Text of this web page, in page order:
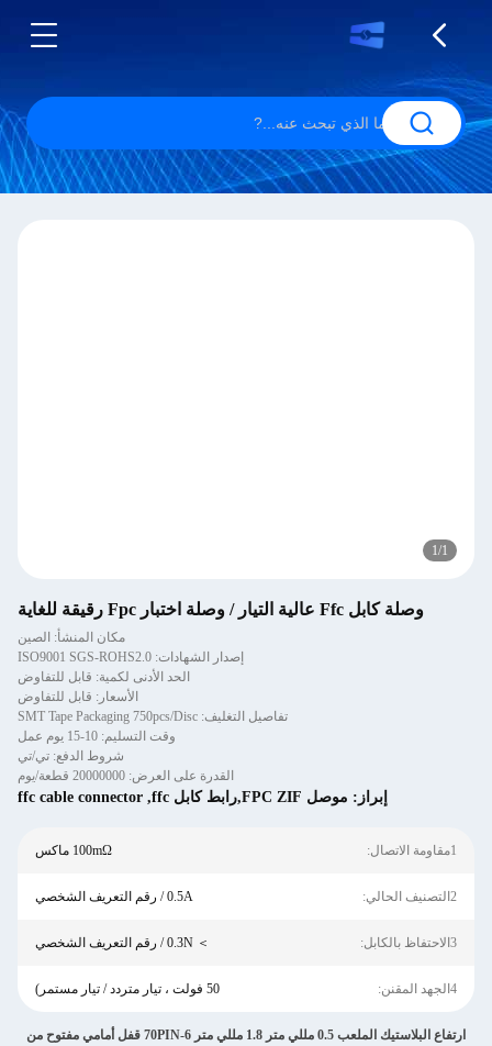
1/1
وصلة كابل Ffc عالية التيار / وصلة اختبار Fpc رقيقة للغاية
مكان المنشأ: الصين
إصدار الشهادات: ISO9001 SGS-ROHS2.0
الحد الأدنى لكمية: قابل للتفاوض
الأسعار: قابل للتفاوض
تفاصيل التغليف: SMT Tape Packaging 750pcs/Disc
وقت التسليم: 10-15 يوم عمل
شروط الدفع: تي/تي
القدرة على العرض: 20000000 قطعة/يوم
إبراز: موصل FPC ZIF,رابط كابل ffc ,
ffc cable connector
1مقاومة الاتصال: 100mΩ ماكس
2التصنيف الحالي: 0.5A / رقم التعريف الشخصي
3الاحتفاظ بالكابل: ＞ 0.3N / رقم التعريف الشخصي
4الجهد المقنن: 50 فولت ، تيار متردد / تيار مستمر)
ارتفاع البلاستيك الملعب 0.5 مللي متر 1.8 مللي متر 6-70PIN قفل أمامي مفتوح من